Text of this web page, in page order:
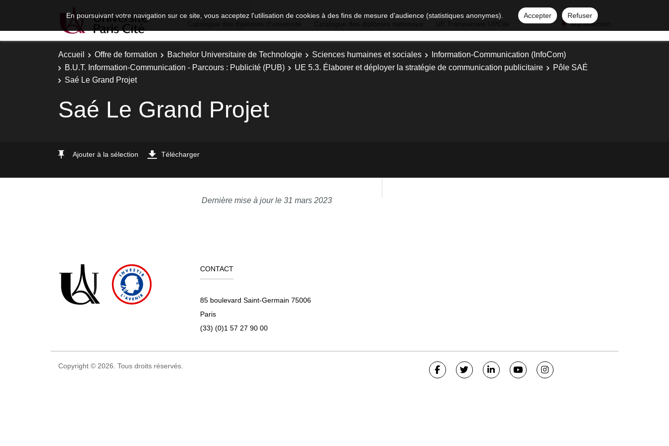
En poursuivant votre navigation sur ce site, vous acceptez l'utilisation de cookies à des fins de mesure d'audience (statistiques anonymes). Accepter
Refuser
Ma sélection
Accueil Offre de formation Bachelor Universitaire de Technologie Sciences humaines et sociales
Information-Communication (InfoCom)
B.U.T. Information-Communication - Parcours : Publicité (PUB)
UE 5.3. Élaborer et déployer la stratégie de communication publicitaire
Pôle SAÉ
Saé Le Grand Projet
Saé Le Grand Projet
Ajouter à la sélection Télécharger
Dernière mise à jour le 31 mars 2023
CONTACT
85 boulevard Saint-Germain 75006
Paris
(33) (0)1 57 27 90 00
Copyright © 2026. Tous droits réservés.